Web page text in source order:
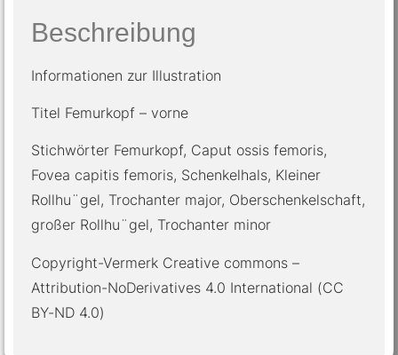
Beschreibung
Informationen zur Illustration
Titel Femurkopf – vorne
Stichwörter Femurkopf, Caput ossis femoris,
Fovea capitis femoris, Schenkelhals, Kleiner
Rollhu¨gel, Trochanter major, Oberschenkelschaft,
großer Rollhu¨gel, Trochanter minor
Copyright-Vermerk Creative commons –
Attribution-NoDerivatives 4.0 International (CC
BY-ND 4.0)